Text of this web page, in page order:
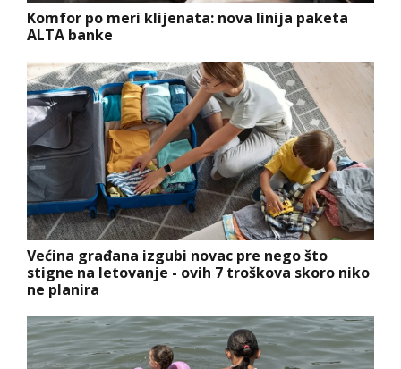
Komfor po meri klijenata: nova linija paketa
ALTA banke
Većina građana izgubi novac pre nego što
stigne na letovanje - ovih 7 troškova skoro niko
ne planira